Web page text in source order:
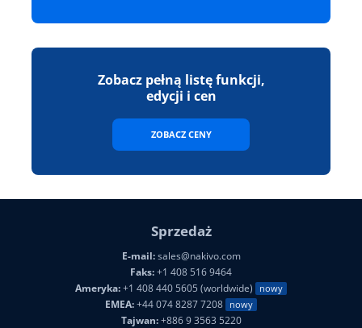
Zobacz pełną listę funkcji,
edycji i cen
ZOBACZ CENY
Sprzedaż
E-mail:sales@nakivo.com
Faks:+1 408 516 9464
Ameryka:+1 408 440 5605 (worldwide) nowy
EMEA:+44 074 8287 7208 nowy
Tajwan:+886 9 3563 5220